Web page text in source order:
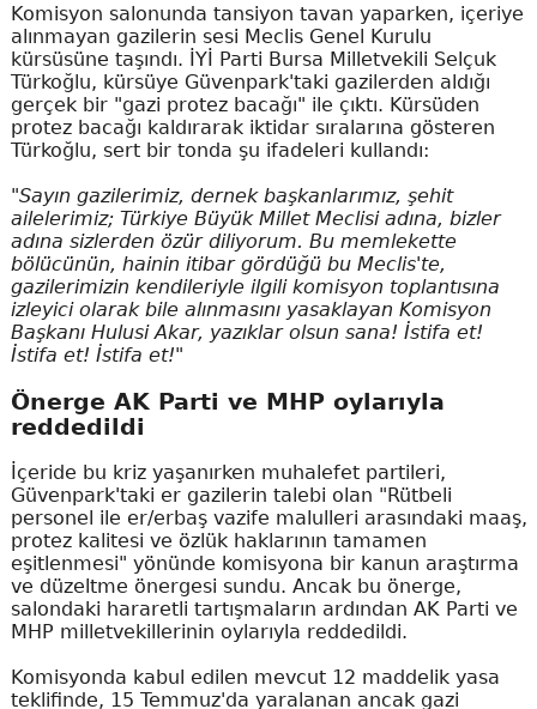
Komisyon salonunda tansiyon tavan yaparken, içeriye
alınmayan gazilerin sesi Meclis Genel Kurulu
kürsüsüne taşındı. İYİ Parti Bursa Milletvekili Selçuk
Türkoğlu, kürsüye Güvenpark'taki gazilerden aldığı
gerçek bir "gazi protez bacağı" ile çıktı. Kürsüden
protez bacağı kaldırarak iktidar sıralarına gösteren
Türkoğlu, sert bir tonda şu ifadeleri kullandı:
"Sayın gazilerimiz, dernek başkanlarımız, şehit
ailelerimiz; Türkiye Büyük Millet Meclisi adına, bizler
adına sizlerden özür diliyorum. Bu memlekette
bölücünün, hainin itibar gördüğü bu Meclis'te,
gazilerimizin kendileriyle ilgili komisyon toplantısına
izleyici olarak bile alınmasını yasaklayan Komisyon
Başkanı Hulusi Akar, yazıklar olsun sana! İstifa et!
İstifa et! İstifa et!"
Önerge AK Parti ve MHP oylarıyla
reddedildi
İçeride bu kriz yaşanırken muhalefet partileri,
Güvenpark'taki er gazilerin talebi olan "Rütbeli
personel ile er/erbaş vazife malulleri arasındaki maaş,
protez kalitesi ve özlük haklarının tamamen
eşitlenmesi" yönünde komisyona bir kanun araştırma
ve düzeltme önergesi sundu. Ancak bu önerge,
salondaki hararetli tartışmaların ardından AK Parti ve
MHP milletvekillerinin oylarıyla reddedildi.
Komisyonda kabul edilen mevcut 12 maddelik yasa
teklifinde, 15 Temmuz'da yaralanan ancak gazi